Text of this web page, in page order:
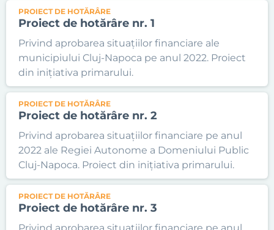
PROIECT DE HOTĂRÂRE
Proiect de hotărâre nr. 1
Privind aprobarea situațiilor financiare ale
municipiului Cluj-Napoca pe anul 2022. Proiect
din inițiativa primarului.
PROIECT DE HOTĂRÂRE
Proiect de hotărâre nr. 2
Privind aprobarea situațiilor financiare pe anul
2022 ale Regiei Autonome a Domeniului Public
Cluj-Napoca. Proiect din inițiativa primarului.
PROIECT DE HOTĂRÂRE
Proiect de hotărâre nr. 3